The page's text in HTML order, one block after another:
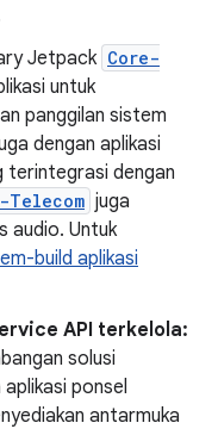
Jetpack Core-
untuk
panggilan sistem
dengan aplikasi
terintegrasi dengan
Telecom juga
audio. Untuk
build aplikasi
API terkelola:
solusi
ponsel
antarmuka